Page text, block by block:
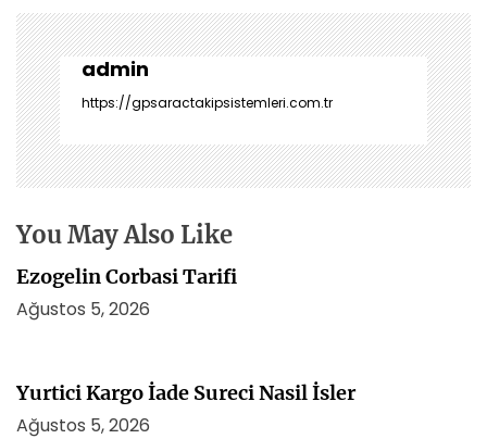
e
z
i
n
m
e
s
admin
https://gpsaractakipsistemleri.com.tr
You May Also Like
Ezogelin Corbasi Tarifi
Ağustos 5, 2026
Yurtici Kargo İade Sureci Nasil İsler
Ağustos 5, 2026